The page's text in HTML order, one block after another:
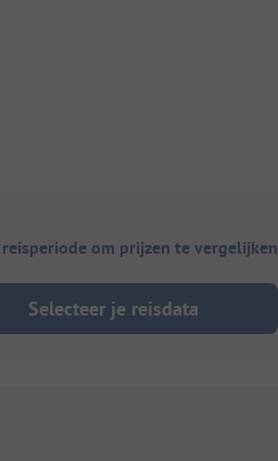
reisperiode om prijzen te vergelijken
Selecteer je reisdata